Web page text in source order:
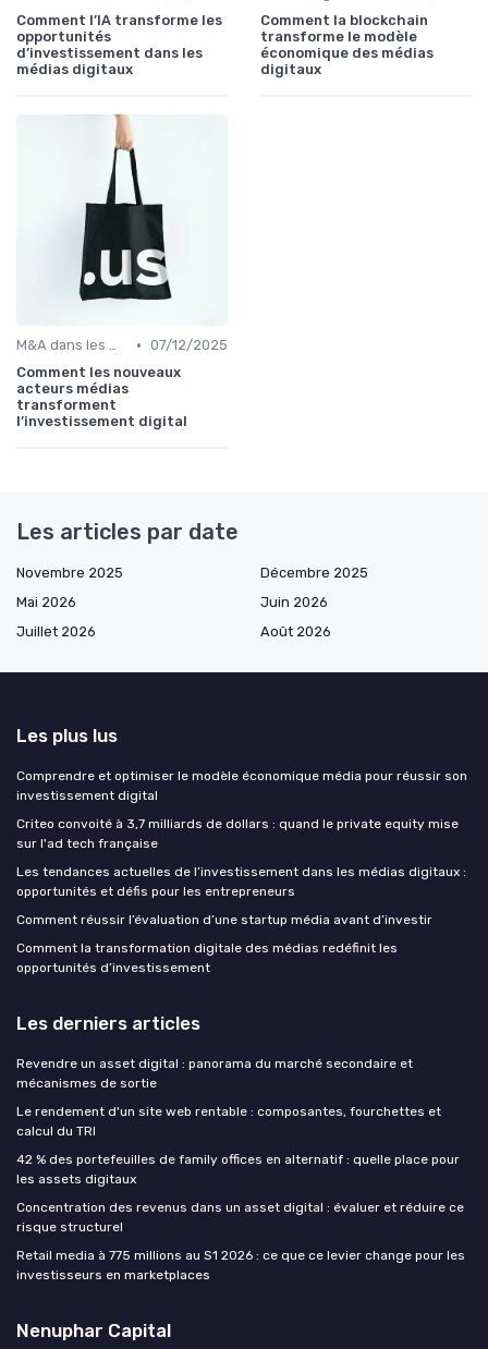
Comment l’IA transforme les
opportunités
d’investissement dans les
médias digitaux
Comment la blockchain
transforme le modèle
économique des médias
digitaux
M&A dans les médias digitaux • 07/12/2025
Comment les nouveaux
acteurs médias
transforment
l’investissement digital
Les articles par date
Novembre 2025
Décembre 2025
Mai 2026
Juin 2026
Juillet 2026
Août 2026
Les plus lus
Comprendre et optimiser le modèle économique média pour réussir son
investissement digital
Criteo convoité à 3,7 milliards de dollars : quand le private equity mise
sur l'ad tech française
Les tendances actuelles de l’investissement dans les médias digitaux :
opportunités et défis pour les entrepreneurs
Comment réussir l’évaluation d’une startup média avant d’investir
Comment la transformation digitale des médias redéfinit les
opportunités d’investissement
Les derniers articles
Revendre un asset digital : panorama du marché secondaire et
mécanismes de sortie
Le rendement d'un site web rentable : composantes, fourchettes et
calcul du TRI
42 % des portefeuilles de family offices en alternatif : quelle place pour
les assets digitaux
Concentration des revenus dans un asset digital : évaluer et réduire ce
risque structurel
Retail media à 775 millions au S1 2026 : ce que ce levier change pour les
investisseurs en marketplaces
Nenuphar Capital